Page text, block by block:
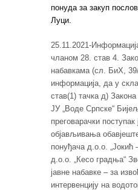
понуда за закуп
Луци.
25.11.2021-
чланом 28. став 4.
набавкама (сл. БиХ,
информација, да у
став(1) тачка д)
ЈУ „Воде Српске“
преговарачки поступак
објављивања
понуђача д.о.о. „Јокић
д.о.о. „Кесо градња“
јавне набавке – за
интервенцију на